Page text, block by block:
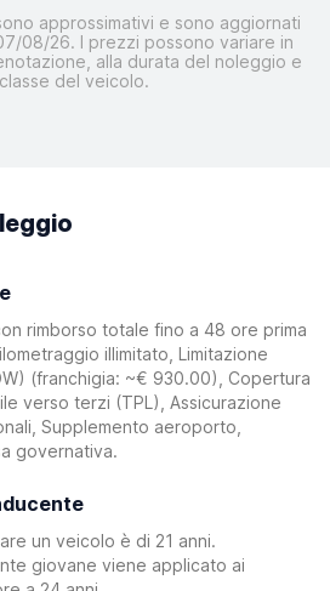
approssimativi e sono aggiornati
08/26. I prezzi possono variare in
alla durata del noleggio e
del veicolo.
rimborso totale fino a 48 ore prima
illimitato, Limitazione
(franchigia: ~€ 930.00)
, Copertura
verso terzi (TPL), Assicurazione
Supplemento aeroporto,
governativa.
un veicolo è di 21 anni.
giovane viene applicato ai